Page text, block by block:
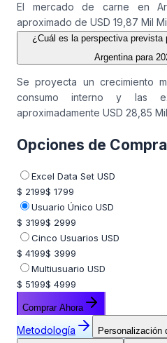
El mercado de carne en
aproximado de USD 19,87 Mil
¿Cuál es la perspectiva prevista
Argentina para
Se proyecta un crecimiento
consumo interno y las
aproximadamente USD 28,85
Opciones de Compra
Excel Data Set USD
$ 2199$ 1799
Usuario Único USD
$ 3199$ 2999
Cinco Usuarios USD
$ 4199$ 3999
Multiusuario USD
$ 5199$ 4999
Comprar Ahora
Metodología Personalización